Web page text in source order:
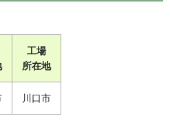
工場
所在地
川口市